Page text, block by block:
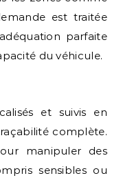
est traitée
parfaite
du véhicule.
et suivis en
complète.
manipuler des
sensibles ou